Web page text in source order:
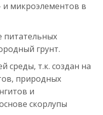
и микроэлементов в
питательных
грунт.
среды, т.к. создан на
природных
и
скорлупы